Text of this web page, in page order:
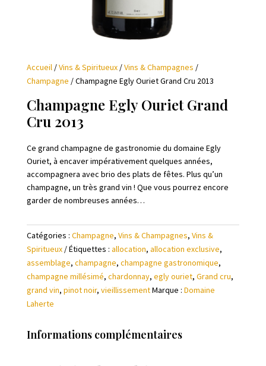
Accueil/Vins & Spiritueux/Vins & Champagnes /
Champagne / Champagne Egly Ouriet Grand Cru 2013
Champagne Egly Ouriet Grand
Cru 2013
Ce grand champagne de gastronomie du domaine Egly
Ouriet, à encaver impérativement quelques années,
accompagnera avec brio des plats de fêtes. Plus qu’un
champagne, un très grand vin ! Que vous pourrez encore
garder de nombreuses années…
Catégories : Champagne, Vins & Champagnes, Vins &
Spiritueux
Étiquettes : allocation, allocation exclusive,
assemblage, champagne, champagne gastronomique,
champagne millésimé, chardonnay, egly ouriet, Grand cru,
grand vin, pinot noir, vieillissementMarque : Domaine
Laherte
Informations complémentaires